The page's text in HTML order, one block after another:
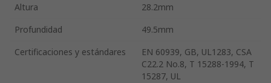
Altura
28.2mm
Profundidad
49.5mm
Certificaciones y estándares
EN 60939, GB, UL1283, CSA
C22.2 No.8, T 15288-1994, T
15287, UL